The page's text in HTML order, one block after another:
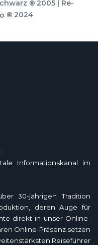
© 2005 | Re-
©2024
Informationskanal im
30-jährigen Tradition
deren Auge für
direkt in unser Online-
Online-Präsenz setzen
Reiseführer